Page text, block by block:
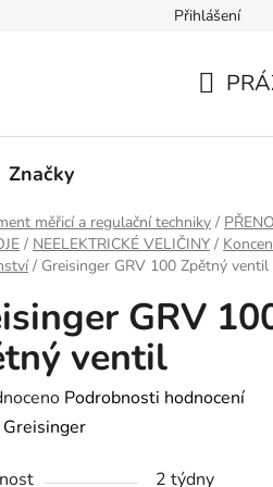
Přihlášení
Značky
měřicí a regulační techniky /
/ NEELEKTRICKÉ VELIČINY /
/ Greisinger GRV 100 Zpětný ventil
GRV
ventil
Podrobnosti hodnocení
Greisinger
2 týdny